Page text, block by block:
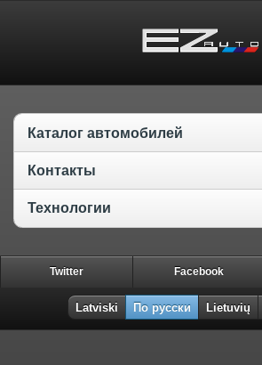
Каталог автомобилей
Контакты
Технологии
Twitter Facebook
Latviski По русски Lietuvių